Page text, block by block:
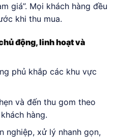
giá”. Mọi khách hàng đều
khi thu mua.
động, linh hoạt và
phủ khắp các khu vực
và đến thu gom theo
hàng.
nghiệp, xử lý nhanh gọn,